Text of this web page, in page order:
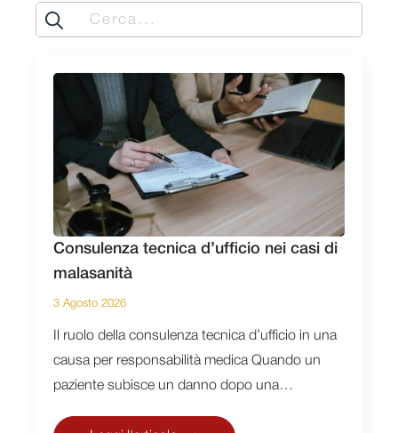
Search
for:
Consulenza tecnica d’ufficio nei casi di
malasanità
3 Agosto 2026
Il ruolo della consulenza tecnica d’ufficio in una
causa per responsabilità medica Quando un
paziente subisce un danno dopo una…